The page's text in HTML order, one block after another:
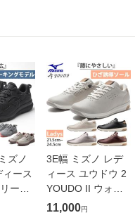
ズノ
ィース
ーラ
防水
3E幅 ミズノ レデ
ィース ユウドウ 2
YOUDO II ウォー
キングシューズ ス
11,000円